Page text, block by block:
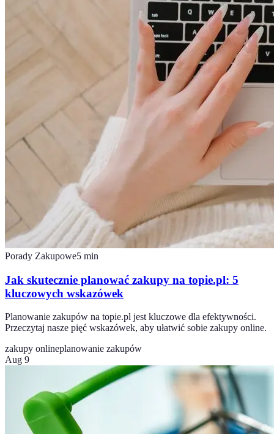
Porady Zakupowe5 min
Jak skutecznie planować zakupy na topie.pl: 5
kluczowych wskazówek
Planowanie zakupów na topie.pl jest kluczowe dla efektywności.
Przeczytaj nasze pięć wskazówek, aby ułatwić sobie zakupy online.
zakupy onlineplanowanie zakupów
Aug 9